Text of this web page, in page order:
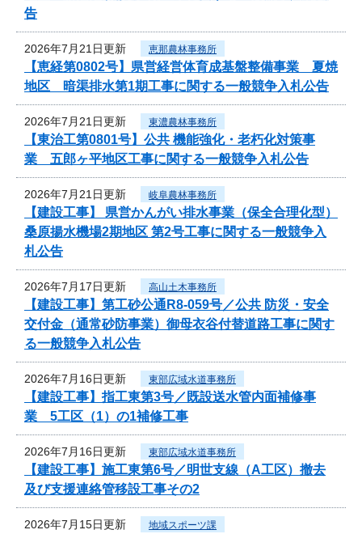
告
2026年7月21日更新 恵那農林事務所
【恵経第0802号】県営経営体育成基盤整備事業 夏焼
地区 暗渠排水第1期工事に関する一般競争入札公告
2026年7月21日更新 東濃農林事務所
【東治工第0801号】公共 機能強化・老朽化対策事
業 五郎ヶ平地区工事に関する一般競争入札公告
2026年7月21日更新 岐阜農林事務所
【建設工事】 県営かんがい排水事業（保全合理化型）
桑原揚水機場2期地区 第2号工事に関する一般競争入
札公告
2026年7月17日更新 高山土木事務所
【建設工事】第工砂公通R8-059号／公共 防災・安全
交付金（通常砂防事業）御母衣谷付替道路工事に関す
る一般競争入札公告
2026年7月16日更新 東部広域水道事務所
【建設工事】指工東第3号／既設送水管内面補修事
業 5工区（1）の1補修工事
2026年7月16日更新 東部広域水道事務所
【建設工事】施工東第6号／明世支線（A工区）撤去
及び支援連絡管移設工事その2
2026年7月15日更新 地域スポーツ課